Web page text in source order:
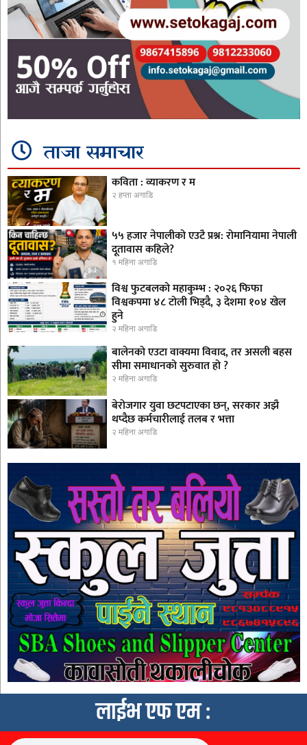
ताजा समाचार
कविता : व्याकरण र म
२ हप्ता अगाडि
५५ हजार नेपालीको एउटै प्रश्न: रोमानियामा नेपाली
दूतावास कहिले?
१ महिना अगाडि
विश्व फुटबलको महाकुम्भ : २०२६ फिफा
विश्वकपमा ४८ टोली भिड्दै, ३ देशमा १०४ खेल
हुने
२ महिना अगाडि
बालेनको एउटा वाक्यमा विवाद, तर असली बहस
सीमा समाधानको सुरुवात हो ?
२ महिना अगाडि
बेरोजगार युवा छटपटाएका छन्, सरकार अझै
थप्दैछ कर्मचारीलाई तलब र भत्ता
२ महिना अगाडि
लाईभ एफ एम :